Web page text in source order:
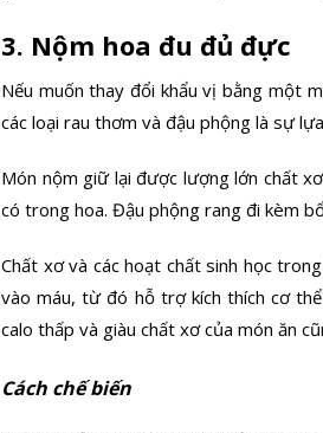
3. Nộm hoa đu đủ đực
Nếu muốn thay đổi khẩu vị bằng một
các loại rau thơm và đậu phộng là sự
Món nộm giữ lại được lượng lớn chất
có trong hoa. Đậu phộng rang đi kèm
Chất xơ và các hoạt chất sinh học
vào máu, từ đó hỗ trợ kích thích cơ
calo thấp và giàu chất xơ của món ăn
Cách chế biến